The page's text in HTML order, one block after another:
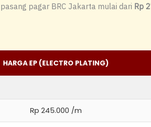
pagar BRC Jakarta mulai dari Rp
HARGA EP (ELECTRO PLATING)
Rp 245.000 /m